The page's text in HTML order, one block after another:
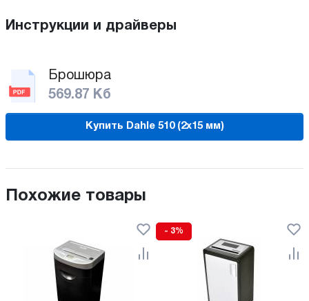
Инструкции и драйверы
Брошюра
569.87 Кб
Купить Dahle 510 (2х15 мм)
Похожие товары
- 3%